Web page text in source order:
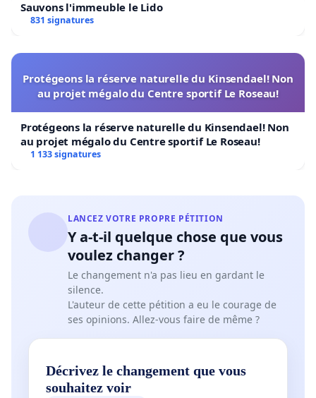
Sauvons l'immeuble le Lido
831 signatures
Protégeons la réserve naturelle du Kinsendael! Non
au projet mégalo du Centre sportif Le Roseau!
Protégeons la réserve naturelle du Kinsendael! Non
au projet mégalo du Centre sportif Le Roseau!
1 133 signatures
LANCEZ VOTRE PROPRE PÉTITION
Y a-t-il quelque chose que vous
voulez changer ?
Le changement n'a pas lieu en gardant le
silence.
L'auteur de cette pétition a eu le courage de
ses opinions. Allez-vous faire de même ?
Décrivez le changement que vous
souhaitez voir